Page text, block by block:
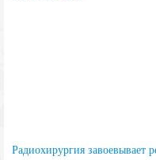
Радиохирургия завоевывает